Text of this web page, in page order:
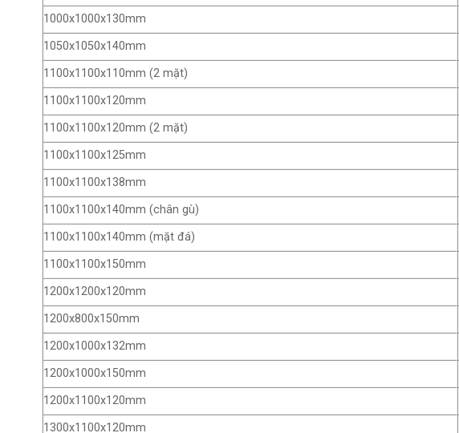
1000x1000x130mm
1050x1050x140mm
1100x1100x110mm (2 mặt)
1100x1100x120mm
1100x1100x120mm (2 mặt)
1100x1100x125mm
1100x1100x138mm
1100x1100x140mm (chân gù)
1100x1100x140mm (mặt đá)
1100x1100x150mm
1200x1200x120mm
1200x800x150mm
1200x1000x132mm
1200x1000x150mm
1200x1100x120mm
1300x1100x120mm